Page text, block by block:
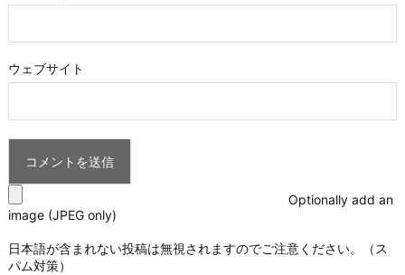
ウェブサイト
Optionally add an
image (JPEG only)
日本語が含まれない投稿は無視されますのでご注意ください。（ス
パム対策）